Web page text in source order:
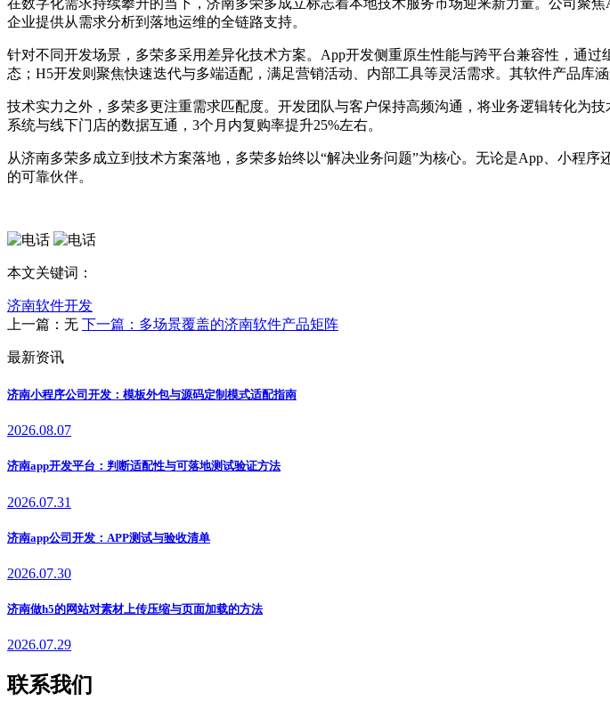
企业提供从需求分析到落地运维的全链路支持。
针对不同开发场景，多荣多采用差异化技术方案。App开发侧重原生性能与跨平台兼容性，通
态；H5开发则聚焦快速迭代与多端适配，满足营销活动、内部工具等灵活需求。其软件产品库
技术实力之外，多荣多更注重需求匹配度。开发团队与客户保持高频沟通，将业务逻辑转化为
系统与线下门店的数据互通，3个月内复购率提升25%左右。
从济南多荣多成立到技术方案落地，多荣多始终以“解决业务问题”为核心。无论是App、小程
的可靠伙伴。
本文关键词：
济南软件开发
上一篇：无 下一篇：多场景覆盖的济南软件产品矩阵
最新资讯
济南小程序公司开发：模板外包与源码定制模式适配指南
2026.08.07
济南app开发平台：判断适配性与可落地测试验证方法
2026.07.31
济南app公司开发：APP测试与验收清单
2026.07.30
济南做h5的网站对素材上传压缩与页面加载的方法
2026.07.29
联系我们